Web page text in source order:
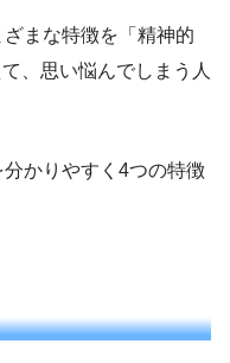
まな特徴を「精神的
、思い悩んでしまう人
かりやすく4つの特徴